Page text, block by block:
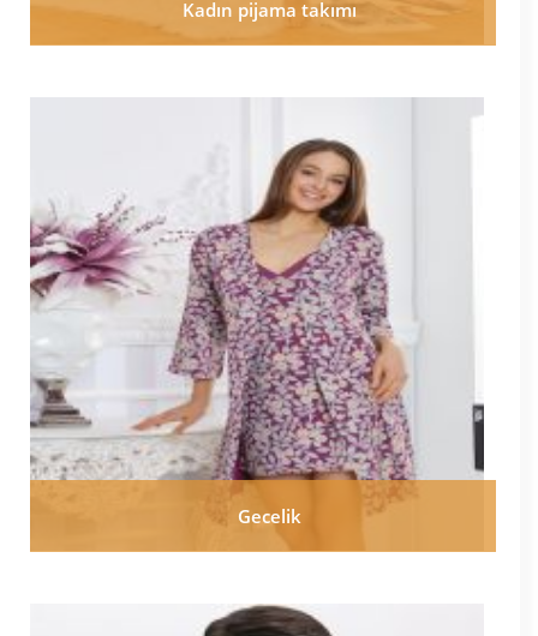
Kadın pijama takımı
Gecelik